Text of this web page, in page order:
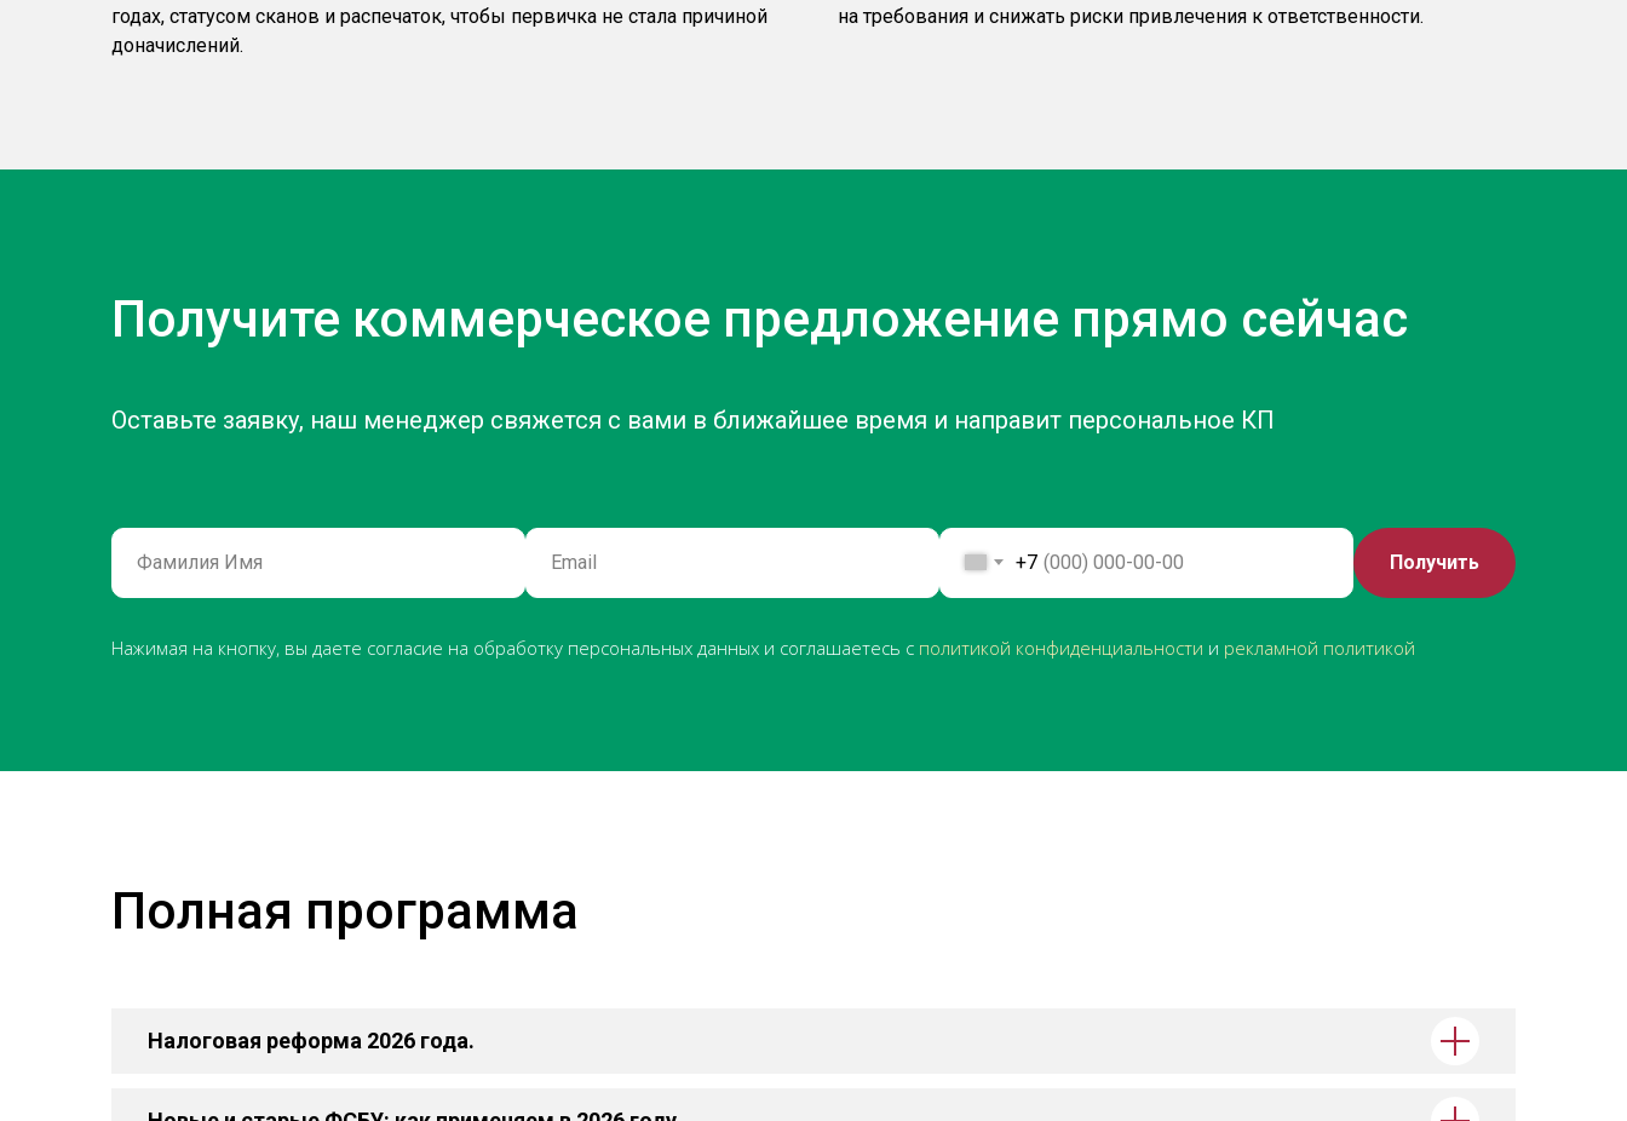
годах, статусом сканов и распечаток, чтобы первичка не стала причиной
доначислений.
на требования и снижать риски привлечения к ответственности.
Получите коммерческое предложение прямо сейчас
Оставьте заявку, наш менеджер свяжется с вами в ближайшее время и направит персональное КП
+7 Получить
Нажимая на кнопку, вы даете согласие на обработку персональных данных и соглашаетесь с политикой конфиденциальности и рекламной политикой
Полная программа
Налоговая реформа 2026 года.